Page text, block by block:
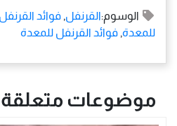
الوسوم:القرنفل, فوائد القرنفل
للمعدة, فوائد القرنفل للمعدة
موضوعات متعلقة